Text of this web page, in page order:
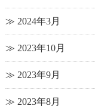
2024年3月
2023年10月
2023年9月
2023年8月